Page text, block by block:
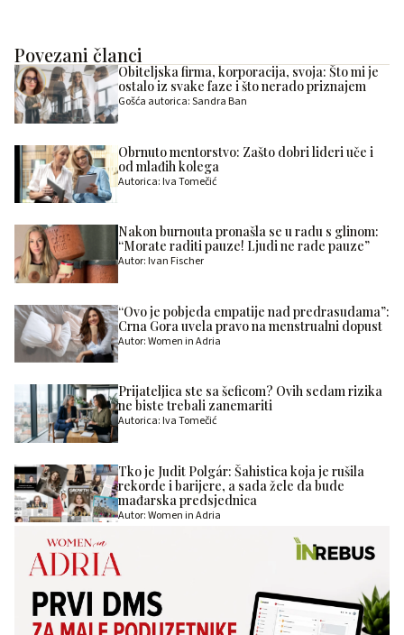
Povezani članci
Obiteljska firma, korporacija, svoja: Što mi je
ostalo iz svake faze i što nerado priznajem
Gošća autorica: Sandra Ban
Obrnuto mentorstvo: Zašto dobri lideri uče i
od mlađih kolega
Autorica: Iva Tomečić
Nakon burnouta pronašla se u radu s glinom:
“Morate raditi pauze! Ljudi ne rade pauze”
Autor: Ivan Fischer
“Ovo je pobjeda empatije nad predrasudama”:
Crna Gora uvela pravo na menstrualni dopust
Autor: Women in Adria
Prijateljica ste sa šeficom? Ovih sedam rizika
ne biste trebali zanemariti
Autorica: Iva Tomečić
Tko je Judit Polgár: Šahistica koja je rušila
rekorde i barijere, a sada žele da bude
mađarska predsjednica
Autor: Women in Adria